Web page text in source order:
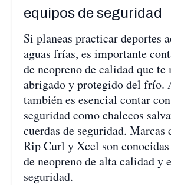
equipos de seguridad
Si planeas practicar deportes
aguas frías, es importante
de neopreno de calidad que te
abrigado y protegido del frío.
también es esencial contar
seguridad como chalecos
cuerdas de seguridad.
Rip Curl y Xcel son
de neopreno de alta calidad y
seguridad.